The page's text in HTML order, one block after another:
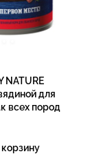
NATURE
для
всех пород
корзину